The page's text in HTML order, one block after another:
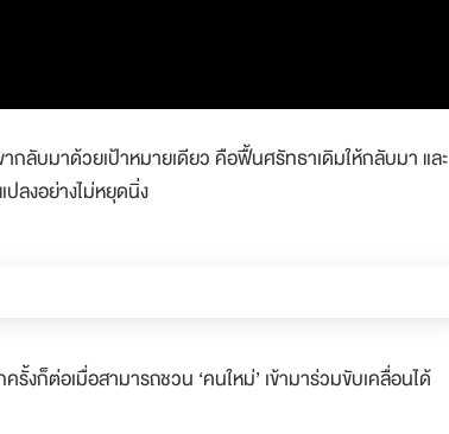
ลับมาด้วยเป้าหมายเดียว คือฟื้นศรัทธาเดิมให้กลับมา และ
ลงอย่างไม่หยุดนิ่ง
งก็ต่อเมื่อสามารถชวน ‘คนใหม่’ เข้ามาร่วมขับเคลื่อนได้